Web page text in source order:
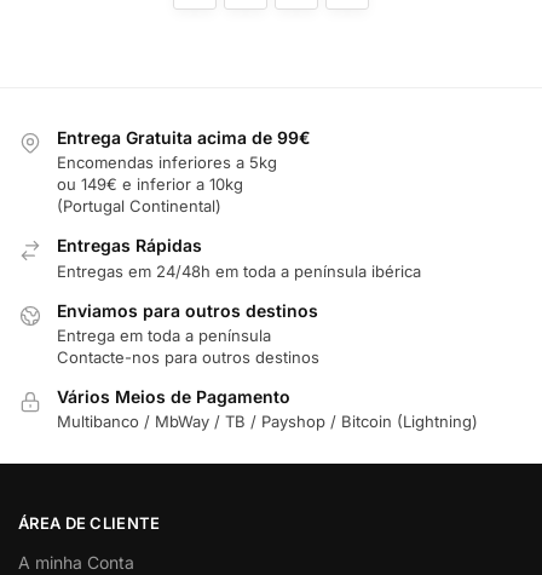
Entrega Gratuita acima de 99€
Encomendas inferiores a 5kg
ou 149€ e inferior a 10kg
(Portugal Continental)
Entregas Rápidas
Entregas em 24/48h em toda a península ibérica
Enviamos para outros destinos
Entrega em toda a península
Contacte-nos para outros destinos
Vários Meios de Pagamento
Multibanco / MbWay / TB / Payshop / Bitcoin (Lightning)
ÁREA DE CLIENTE
A minha Conta